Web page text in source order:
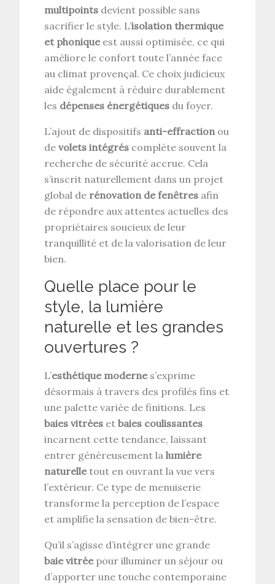
multipoints devient possible sans
sacrifier le style. L’isolation thermique
et phoniqueest aussi optimisée, ce qui
améliore le confort toute l’année face
au climat provençal. Ce choix judicieux
aide également à réduire durablement
les dépenses énergétiques du foyer.
L’ajout de dispositifs anti-effractionou
devolets intégrés complète souvent la
recherche de sécurité accrue. Cela
s’inscrit naturellement dans un projet
global de rénovation de fenêtres afin
de répondre aux attentes actuelles des
propriétaires soucieux de leur
tranquillité et de la valorisation de leur
bien.
Quelle place pour le
style, la lumière
naturelle et les grandes
ouvertures ?
L’esthétique modernes’exprime
désormais à travers des profilés fins et
une palette variée de finitions. Les
baies vitrées etbaies coulissantes
incarnent cette tendance, laissant
entrer généreusement lalumière
naturelletout en ouvrant la vue vers
l’extérieur. Ce type de menuiserie
transforme la perception de l’espace
et amplifie la sensation de bien-être.
Qu’il s’agisse d’intégrer une grande
baie vitréepour illuminer un séjour ou
d’apporter une touche contemporaine